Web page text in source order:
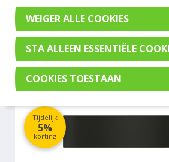
Overig
MIELE
Tijdelijk
5%
korting